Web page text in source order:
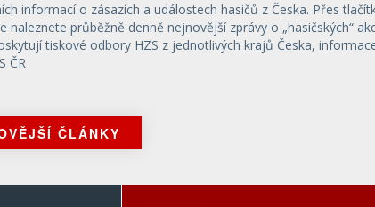
informací o zásazích a událostech hasičů z Česka. Přes
průběžně denně nejnovější zprávy o „hasičských“
tiskové odbory HZS z jednotlivých krajů Česka,
ČR
ČLÁNKY